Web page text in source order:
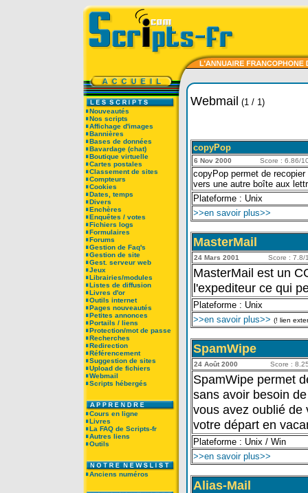
Nouveautés
Nos scripts
Affichage d'images
Bannières
Bases de données
Bavardage (chat)
Boutique virtuelle
Cartes postales
Classement de sites
Compteurs
Cookies
Dates, temps
Divers
Enchères
Enquêtes / votes
Fichiers logs
Formulaires
Forums
Gestion de Faq's
Gestion de site
Gest. serveur web
Jeux
Librairies/modules
Listes de diffusion
Livres d'or
Outils internet
Pages nouveautés
Petites annonces
Portails / liens
Protection/mot de passe
Recherches
Redirection
Référencement
Suggestion de sites
Upload de fichiers
Webmail
Scripts hébergés
Cours en ligne
Livres
La FAQ de Scripts-fr
Autres liens
Outils
Anciens numéros
Webmail (1 / 1)
copyPop
6 Nov 2000 Score : 6.86/
copyPop permet de
vers une autre boîte aux
Plateforme : Unix
>>en savoir plus>>
MasterMail
24 Mars 2001 Score : 7.8/
MasterMail est un
l'expediteur ce qui
Plateforme : Unix
>>en savoir plus>> (! lien
SpamWipe
24 Août 2000 Score :
SpamWipe permet
sans avoir besoin
vous avez oublié de
votre départ en
Plateforme : Unix / Win
>>en savoir plus>>
Alias-Mail